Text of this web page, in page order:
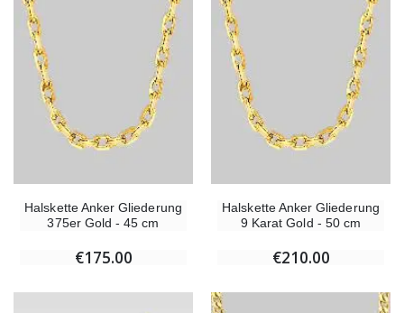
Halskette Anker Gliederung
375er Gold - 45 cm
€175.00
Halskette Anker Gliederung
9 Karat Gold - 50 cm
€210.00